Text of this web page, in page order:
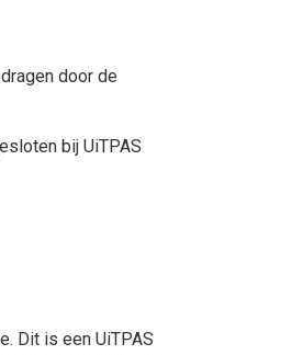
door de
bij UiTPAS
Dit is een UiTPAS